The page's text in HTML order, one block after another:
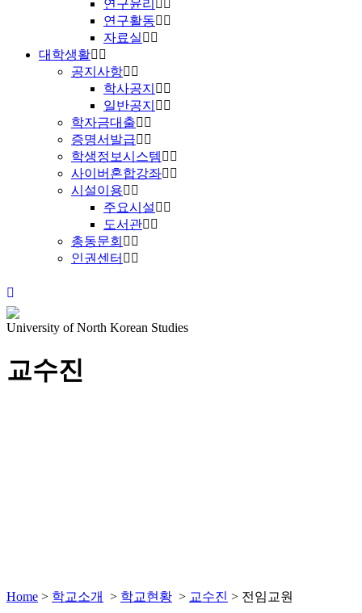
연구윤리
연구활동
자료실
대학생활
공지사항
학사공지
일반공지
학자금대출
증명서발급
학생정보시스템
사이버혼합강좌
시설이용
주요시설
도서관
총동문회
인권센터
University of North Korean Studies
교수진
Home > 학교소개 > 학교현황 > 교수진 > 전임교원